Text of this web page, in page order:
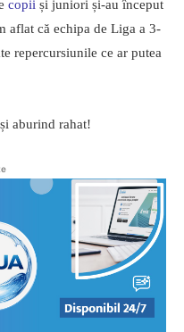
copii și juniori și-au început
aflat că echipa de Liga a 3-
repercursiunile ce ar putea
aburind rahat!